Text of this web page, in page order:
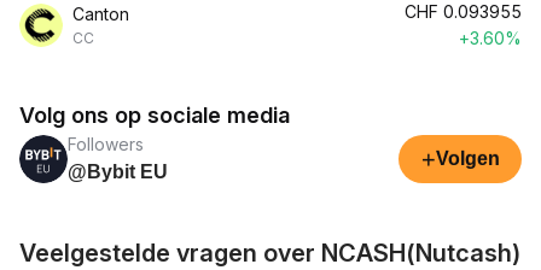
Canton
CC
CHF 0.093955
+3.60%
Volg ons op sociale media
Followers
@Bybit EU
+Volgen
Veelgestelde vragen over NCASH(Nutcash)